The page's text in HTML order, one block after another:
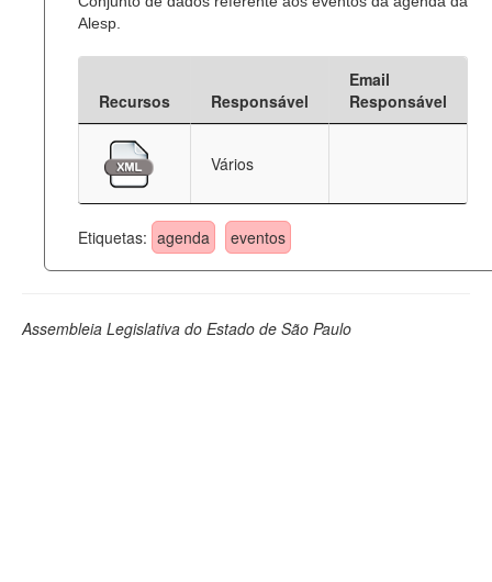
Catálogo de dados
Deputados Estaduais
Administração
Legislação
Alesp.
Recursos Responsável
Email
Responsável
Vários
Etiquetas: agenda eventos
Assembleia Legislativa do Estado de São Paulo